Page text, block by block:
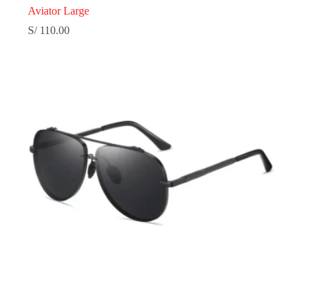
Aviator Large
S/110.00